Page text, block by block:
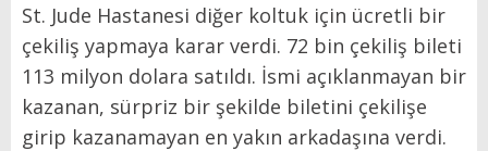
St. Jude Hastanesi diğer koltuk için ücretli bir
çekiliş yapmaya karar verdi. 72 bin çekiliş bileti
113 milyon dolara satıldı. İsmi açıklanmayan bir
kazanan, sürpriz bir şekilde biletini çekilişe
girip kazanamayan en yakın arkadaşına verdi.